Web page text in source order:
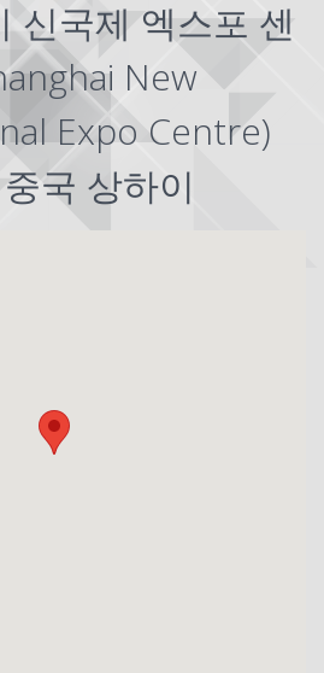
신국제 엑스포 센
New
Expo Centre)
중국 상하이